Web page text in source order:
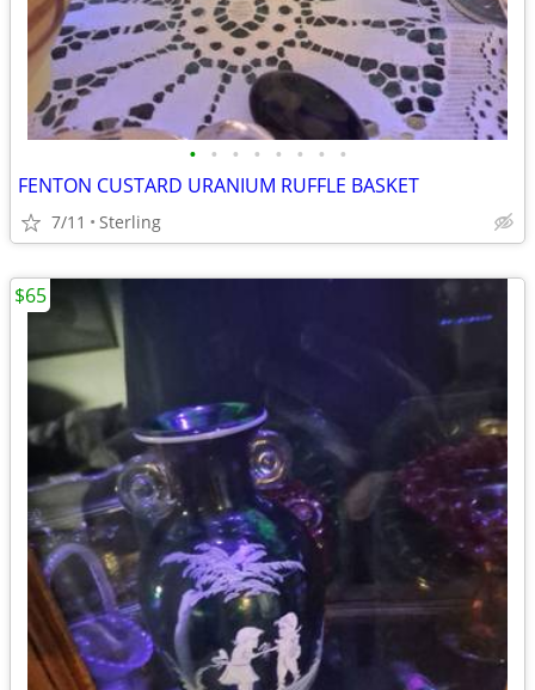
• • • • • • • •
FENTON CUSTARD URANIUM RUFFLE BASKET
7/11 Sterling
$65